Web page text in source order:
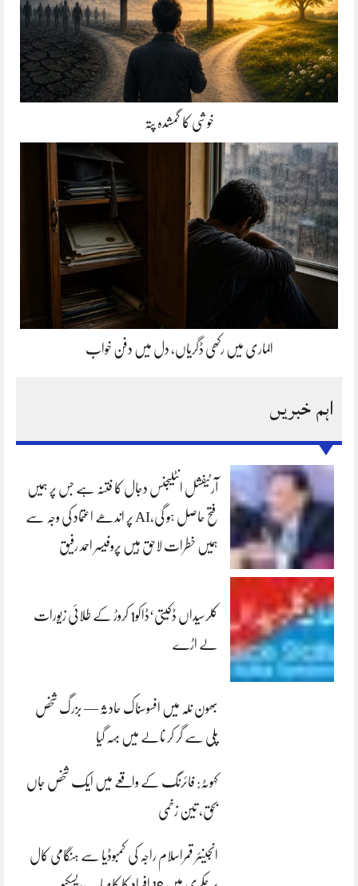
خوشی کا گمشدہ پتہ
الماری میں رکھی ڈگریاں، دل میں دفن خواب
اہم خبریں
آرٹیفشل انٹلیجنس دجال کا فتنہ ہے جس پر ہمیں
فتح حاصل ہو گی،AI پر اندھے اعتماد کی وجہ سے
ہمیں خطرات لاحق ہیں پروفیسر احمد رفیق
کلرسیداں ڈکیتی‘ڈاکو1 کروڑ کے طلائی زیورات
لے اڑے
بھون نلہ میں افسوسناک حادثہ — بزرگ شخص
پلی سے گر کر نالے میں بہہ گیا
کہوٹہ: فائرنگ کے واقعے میں ایک شخص جاں
بحق، تین زخمی
انجینئر قمراسلام راجہ کی کمبوڈیا سے ہنگامی کال